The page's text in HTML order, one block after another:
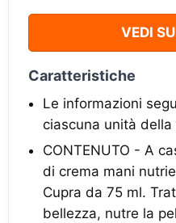
VEDI
Caratteristiche
Le informazioni
ciascuna unità della
CONTENUTO - A
di crema mani
Cupra da 75 ml.
bellezza, nutre la